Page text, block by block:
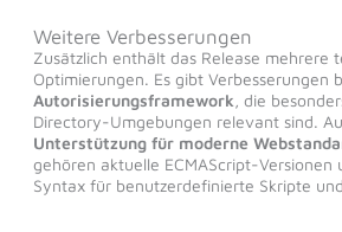
Weitere Verbesserungen
Zusätzlich enthält das Release mehrere
Optimierungen. Es gibt Verbesserungen
Autorisierungsframework , die
Directory-Umgebungen relevant sind.
Unterstützung für moderne
gehören aktuelle ECMAScript-Versionen
Syntax für benutzerdefinierte Skripte